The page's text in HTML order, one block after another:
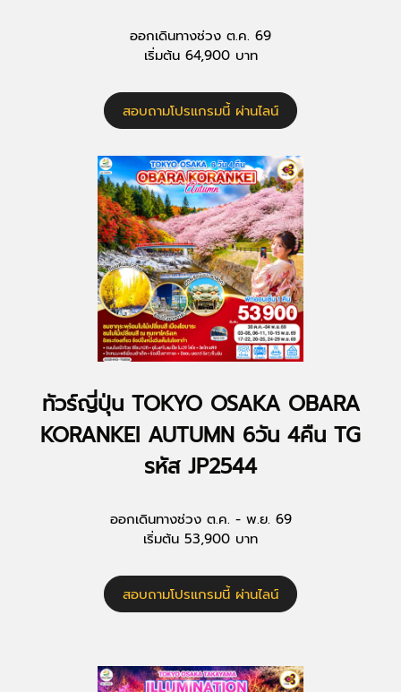
ออกเดินทางช่วง ต.ค. 69
เริ่มต้น 64,900 บาท
สอบถามโปรแกรมนี้ ผ่านไลน์
ทัวร์ญี่ปุ่น TOKYO OSAKA OBARA
KORANKEI AUTUMN 6วัน 4คืน TG
รหัส JP2544
ออกเดินทางช่วง ต.ค. - พ.ย. 69
เริ่มต้น 53,900 บาท
สอบถามโปรแกรมนี้ ผ่านไลน์